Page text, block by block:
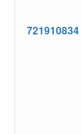
721910834